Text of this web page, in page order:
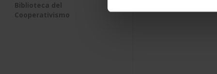
Biblioteca del
Cooperativismo